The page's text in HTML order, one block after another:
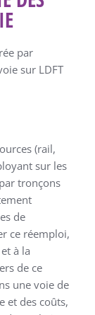
par
sur LDFT
(rail,
sur les
tronçons
de
ce réemploi,
à la
de ce
une voie de
et des coûts,